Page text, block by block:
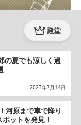
殿堂
の夏でも涼しく過
2023年7月14日
河原まで車で降り
ットを発見！